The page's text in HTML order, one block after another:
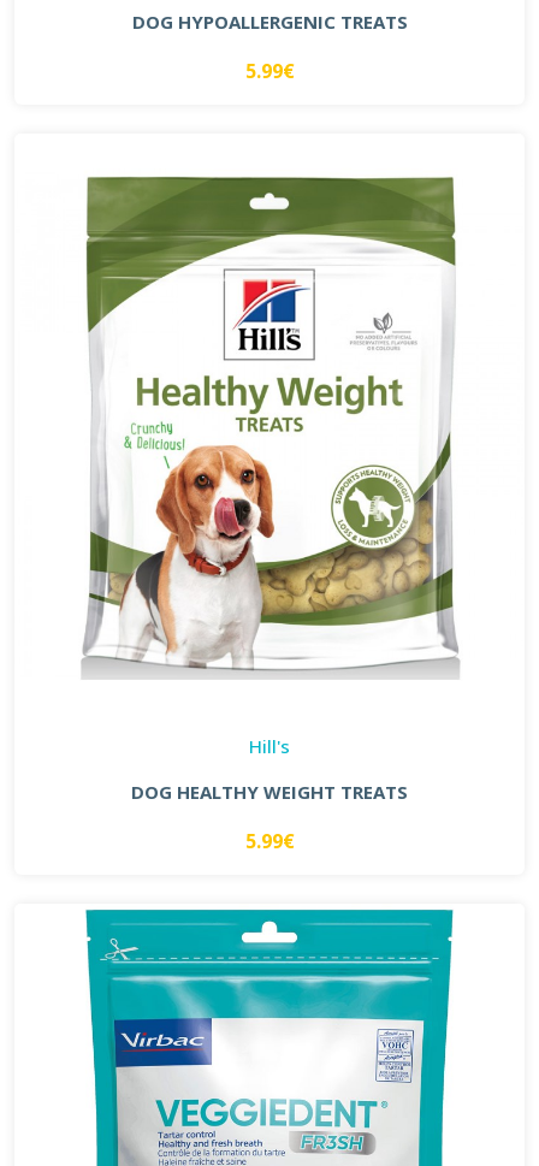
DOG HYPOALLERGENIC TREATS
5.99€
Hill's
DOG HEALTHY WEIGHT TREATS
5.99€